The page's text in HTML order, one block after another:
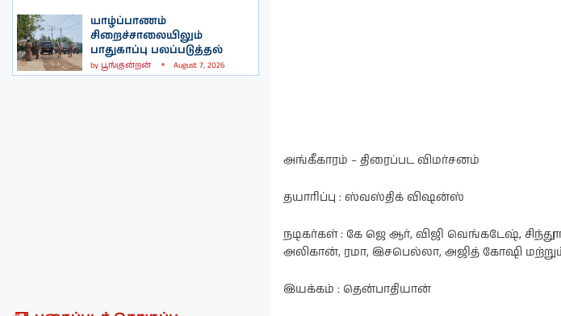
யாழ்ப்பாணம்
சிறைச்சாலையிலும்
பாதுகாப்பு பலப்படுத்தல்
by பூங்குன்றன் August 7, 2026
அங்கீகாரம் – திரைப்பட விமர்சனம்
தயாரிப்பு : ஸ்வஸ்திக் விஷன்ஸ்
நடிகர்கள் : கே ஜெ ஆர், விஜி வெங்கடேஷ்,
அலிகான், ரமா, இசபெல்லா, அஜித் கோஷி
இயக்கம் : தென்பாதியான்